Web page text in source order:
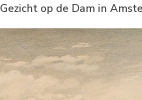
Gezicht op de Dam in